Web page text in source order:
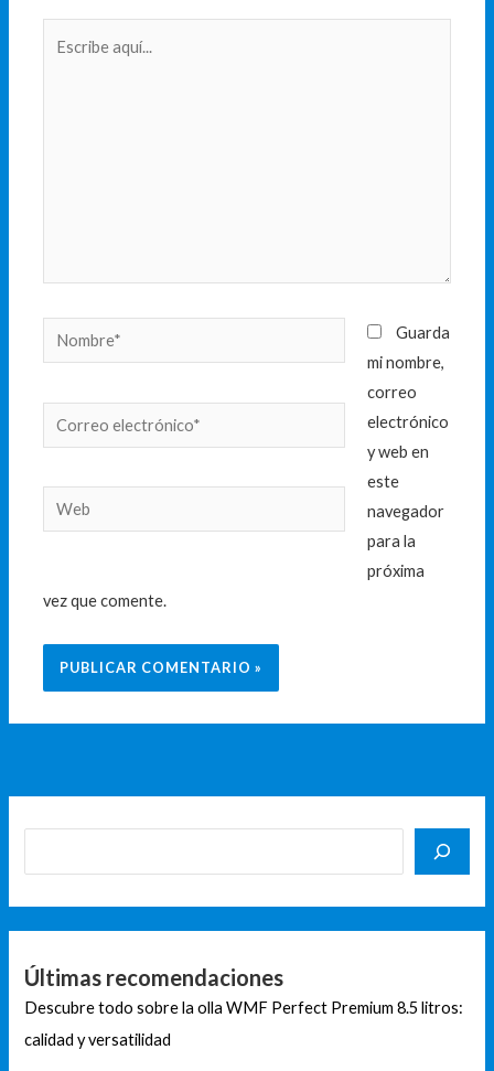
Nombre*
Correo
electrónico*
Web
Guarda
mi nombre,
correo
electrónico
y web en
este
navegador
para la
próxima
vez que comente.
Últimas recomendaciones
Descubre todo sobre la olla WMF Perfect Premium 8.5 litros:
calidad y versatilidad